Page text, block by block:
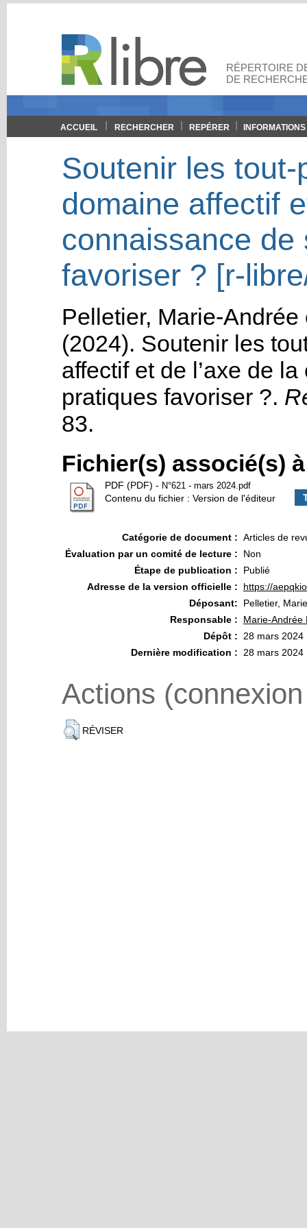
RÉPERTOIRE
DE
ACCUEIL RECHERCHER REPÉRER INFORMATIONS
Soutenir les
domaine affectif
connaissance
favoriser ? [r-
Pelletier, Marie-Andrée
(2024). Soutenir les
affectif et de l’axe de
pratiques favoriser ?.
83.
Fichier(s) associé(s)
PDF (PDF) - N°621 - mars 2024.pdf
Contenu du fichier : Version de l'éditeur
Catégorie de document : Articles de
Évaluation par un comité de lecture :
Non
Étape de publication :
Publié
Adresse de la version officielle :
https://
Déposant:
Pelletier,
Responsable :
Marie-Andrée
Dépôt :
28 mars 2024
Dernière modification :
28 mars 2024
Actions
RÉVISER